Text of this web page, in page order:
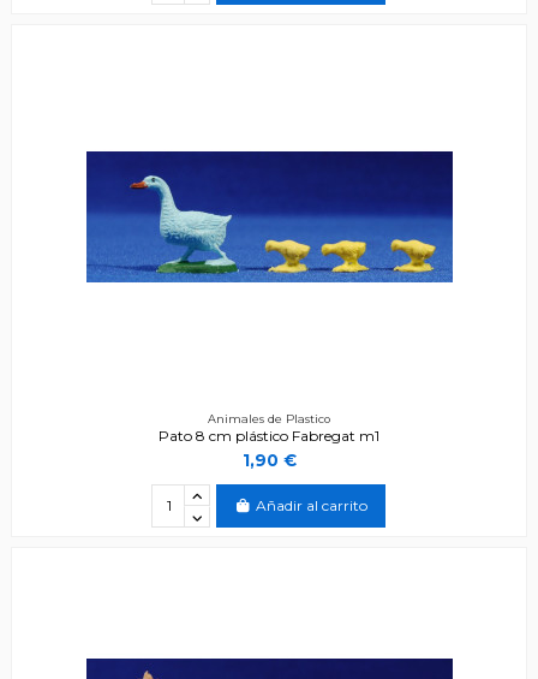
Animales de Plastico
Pato 8 cm plástico Fabregat m1
1,90 €
Añadir al carrito